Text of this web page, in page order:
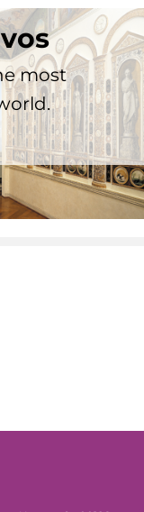
most